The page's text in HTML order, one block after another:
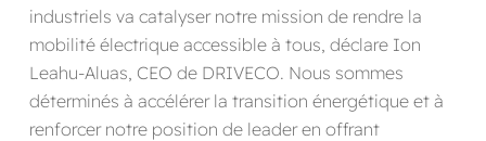
industriels va catalyser notre mission de rendre la
mobilité électrique accessible à tous, déclare Ion
Leahu-Aluas, CEO de DRIVECO. Nous sommes
déterminés à accélérer la transition énergétique et à
renforcer notre position de leader en offrant